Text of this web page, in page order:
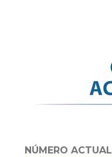
NÚMERO ACTUAL